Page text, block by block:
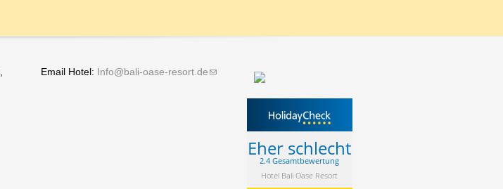
Email Hotel: Info@bali-oase-resort.de(link
Eher schlecht
2.4 Gesamtbewertung
Hotel Bali Oase Resort